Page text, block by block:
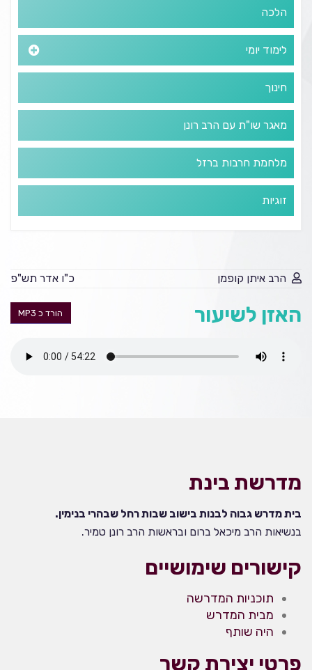
הלכה
לימוד יומי
חינוך
מאגר שו"ת עם הרב רונן
מלחמת חרבות ברזל
זוגיות
הרב איתן קופמן כ"ו אדר תש"פ
הורד כ MP3 האזן לשיעור
מדרשת בינת
בית מדרש גבוה לבנות בישוב שבות רחל שבהרי בנימין.
בנשיאות הרב מיכאל ברום ובראשות הרב רונן טמיר.
קישורים שימושיים
תוכניות המדרשה
מבית המדרש
היה שותף
פרטי יצירת קשר